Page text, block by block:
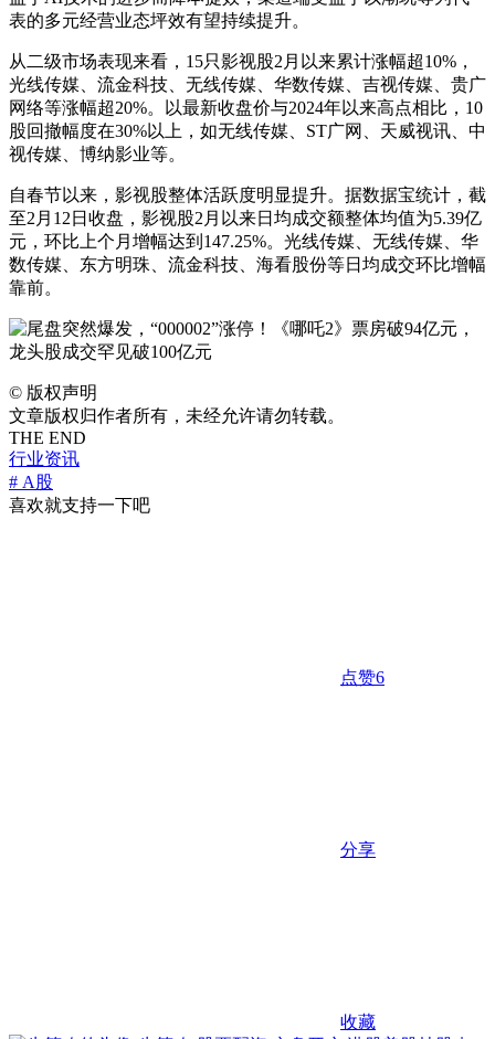
表的多元经营业态坪效有望持续提升。
从二级市场表现来看，15只影视股2月以来累计涨幅超10%，
光线传媒、流金科技、无线传媒、华数传媒、吉视传媒、贵广
网络等涨幅超20%。以最新收盘价与2024年以来高点相比，10
股回撤幅度在30%以上，如无线传媒、ST广网、天威视讯、中
视传媒、博纳影业等。
自春节以来，影视股整体活跃度明显提升。据数据宝统计，截
至2月12日收盘，影视股2月以来日均成交额整体均值为5.39亿
元，环比上个月增幅达到147.25%。光线传媒、无线传媒、华
数传媒、东方明珠、流金科技、海看股份等日均成交环比增幅
靠前。
© 版权声明
文章版权归作者所有，未经允许请勿转载。
THE END
行业资讯
# A股
喜欢就支持一下吧
点赞6
分享
收藏